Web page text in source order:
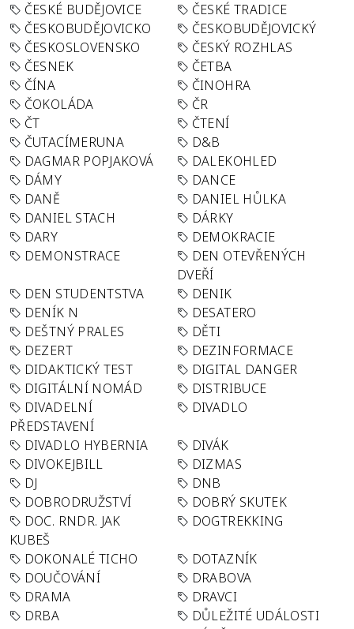
ČESKÉ BUDĚJOVICE
ČESKÉ TRADICE
ČESKOBUDĚJOVICKO
ČESKOBUDĚJOVICKÝ
ČESKOSLOVENSKO
ČESKÝ ROZHLAS
ČESNEK
ČETBA
ČÍNA
ČINOHRA
ČOKOLÁDA
ČR
ČT
ČTENÍ
ČUTACÍMERUNA
D&B
DAGMAR POPJAKOVÁ
DALEKOHLED
DÁMY
DANCE
DANĚ
DANIEL HŮLKA
DANIEL STACH
DÁRKY
DARY
DEMOKRACIE
DEMONSTRACE
DEN OTEVŘENÝCH
DVEŘÍ
DEN STUDENTSTVA
DENIK
DENÍK N
DESATERO
DEŠTNÝ PRALES
DĚTI
DEZERT
DEZINFORMACE
DIDAKTICKÝ TEST
DIGITAL DANGER
DIGITÁLNÍ NOMÁD
DISTRIBUCE
DIVADELNÍ
PŘEDSTAVENÍ
DIVADLO
DIVADLO HYBERNIA
DIVÁK
DIVOKEJBILL
DIZMAS
DJ
DNB
DOBRODRUŽSTVÍ
DOBRÝ SKUTEK
DOC. RNDR. JAK
KUBEŠ
DOGTREKKING
DOKONALÉ TICHO
DOTAZNÍK
DOUČOVÁNÍ
DRABOVA
DRAMA
DRAVCI
DRBA
DŮLEŽITÉ UDÁLOSTI